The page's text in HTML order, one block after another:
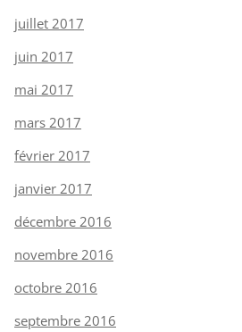
juillet 2017
juin 2017
mai 2017
mars 2017
février 2017
janvier 2017
décembre 2016
novembre 2016
octobre 2016
septembre 2016